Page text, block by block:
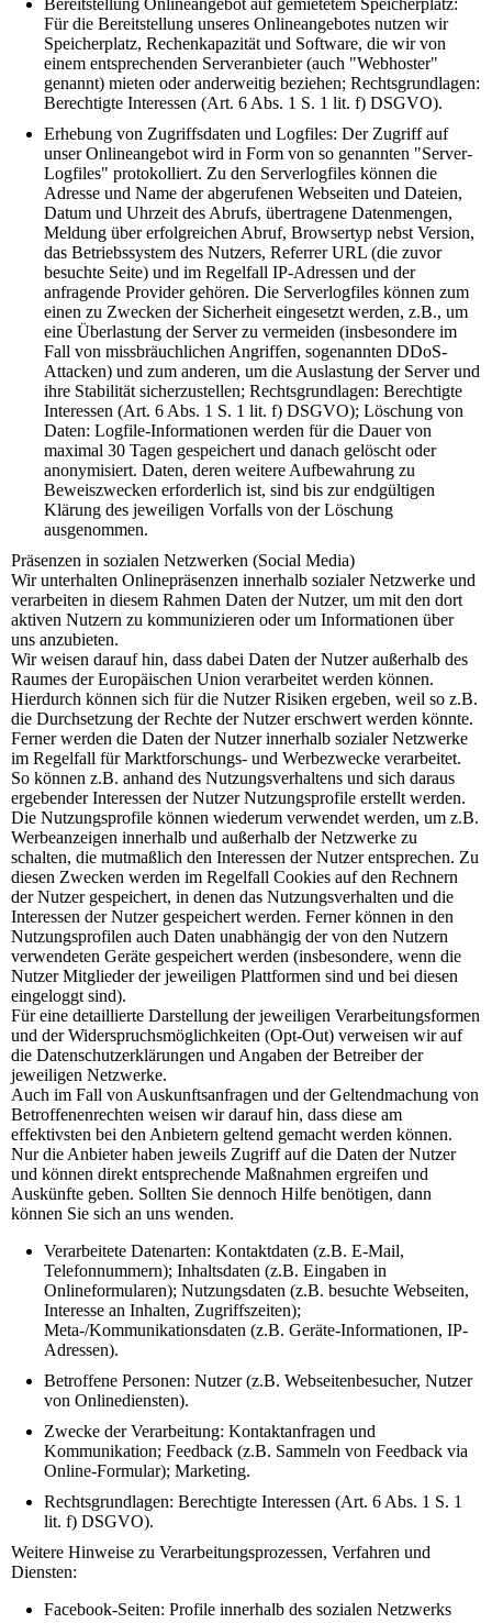
Bereitstellung Onlineangebot auf gemietetem Speicherplatz:
Für die Bereitstellung unseres Onlineangebotes nutzen wir
Speicherplatz, Rechenkapazität und Software, die wir von
einem entsprechenden Serveranbieter (auch "Webhoster"
genannt) mieten oder anderweitig beziehen; Rechtsgrundlagen:
Berechtigte Interessen (Art. 6 Abs. 1 S. 1 lit. f) DSGVO).
Erhebung von Zugriffsdaten und Logfiles: Der Zugriff auf
unser Onlineangebot wird in Form von so genannten "Server-
Logfiles" protokolliert. Zu den Serverlogfiles können die
Adresse und Name der abgerufenen Webseiten und Dateien,
Datum und Uhrzeit des Abrufs, übertragene Datenmengen,
Meldung über erfolgreichen Abruf, Browsertyp nebst Version,
das Betriebssystem des Nutzers, Referrer URL (die zuvor
besuchte Seite) und im Regelfall IP-Adressen und der
anfragende Provider gehören. Die Serverlogfiles können zum
einen zu Zwecken der Sicherheit eingesetzt werden, z.B., um
eine Überlastung der Server zu vermeiden (insbesondere im
Fall von missbräuchlichen Angriffen, sogenannten DDoS-
Attacken) und zum anderen, um die Auslastung der Server und
ihre Stabilität sicherzustellen; Rechtsgrundlagen: Berechtigte
Interessen (Art. 6 Abs. 1 S. 1 lit. f) DSGVO); Löschung von
Daten: Logfile-Informationen werden für die Dauer von
maximal 30 Tagen gespeichert und danach gelöscht oder
anonymisiert. Daten, deren weitere Aufbewahrung zu
Beweiszwecken erforderlich ist, sind bis zur endgültigen
Klärung des jeweiligen Vorfalls von der Löschung
ausgenommen.
Präsenzen in sozialen Netzwerken (Social Media)
Wir unterhalten Onlinepräsenzen innerhalb sozialer Netzwerke und
verarbeiten in diesem Rahmen Daten der Nutzer, um mit den dort
aktiven Nutzern zu kommunizieren oder um Informationen über
uns anzubieten.
Wir weisen darauf hin, dass dabei Daten der Nutzer außerhalb des
Raumes der Europäischen Union verarbeitet werden können.
Hierdurch können sich für die Nutzer Risiken ergeben, weil so z.B.
die Durchsetzung der Rechte der Nutzer erschwert werden könnte.
Ferner werden die Daten der Nutzer innerhalb sozialer Netzwerke
im Regelfall für Marktforschungs- und Werbezwecke verarbeitet.
So können z.B. anhand des Nutzungsverhaltens und sich daraus
ergebender Interessen der Nutzer Nutzungsprofile erstellt werden.
Die Nutzungsprofile können wiederum verwendet werden, um z.B.
Werbeanzeigen innerhalb und außerhalb der Netzwerke zu
schalten, die mutmaßlich den Interessen der Nutzer entsprechen. Zu
diesen Zwecken werden im Regelfall Cookies auf den Rechnern
der Nutzer gespeichert, in denen das Nutzungsverhalten und die
Interessen der Nutzer gespeichert werden. Ferner können in den
Nutzungsprofilen auch Daten unabhängig der von den Nutzern
verwendeten Geräte gespeichert werden (insbesondere, wenn die
Nutzer Mitglieder der jeweiligen Plattformen sind und bei diesen
eingeloggt sind).
Für eine detaillierte Darstellung der jeweiligen Verarbeitungsformen
und der Widerspruchsmöglichkeiten (Opt-Out) verweisen wir auf
die Datenschutzerklärungen und Angaben der Betreiber der
jeweiligen Netzwerke.
Auch im Fall von Auskunftsanfragen und der Geltendmachung von
Betroffenenrechten weisen wir darauf hin, dass diese am
effektivsten bei den Anbietern geltend gemacht werden können.
Nur die Anbieter haben jeweils Zugriff auf die Daten der Nutzer
und können direkt entsprechende Maßnahmen ergreifen und
Auskünfte geben. Sollten Sie dennoch Hilfe benötigen, dann
können Sie sich an uns wenden.
Verarbeitete Datenarten: Kontaktdaten (z.B. E-Mail,
Telefonnummern); Inhaltsdaten (z.B. Eingaben in
Onlineformularen); Nutzungsdaten (z.B. besuchte Webseiten,
Interesse an Inhalten, Zugriffszeiten);
Meta-/Kommunikationsdaten (z.B. Geräte-Informationen, IP-
Adressen).
Betroffene Personen: Nutzer (z.B. Webseitenbesucher, Nutzer
von Onlinediensten).
Zwecke der Verarbeitung: Kontaktanfragen und
Kommunikation; Feedback (z.B. Sammeln von Feedback via
Online-Formular); Marketing.
Rechtsgrundlagen: Berechtigte Interessen (Art. 6 Abs. 1 S. 1
lit. f) DSGVO).
Weitere Hinweise zu Verarbeitungsprozessen, Verfahren und
Diensten:
Facebook-Seiten: Profile innerhalb des sozialen Netzwerks